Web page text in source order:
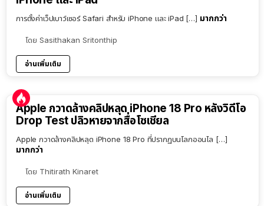
การตั้งค่าเว็ปเบาว์เซอร์ Safari สำหรับ iPhone และ iPad […] มากกว่า
โดย Sasithakan Sritonthip
อ่านเพิ่มเติม
Apple กวาดล้างคลิปหลุด iPhone 18 Pro หลังวิดีโอ
Drop Test ปลิวหายจากสื่อโซเชียล
Apple กวาดล้างคลิปหลุด iPhone 18 Pro ที่ปรากฏบนโลกออนไล […]
มากกว่า
โดย Thitirath Kinaret
อ่านเพิ่มเติม